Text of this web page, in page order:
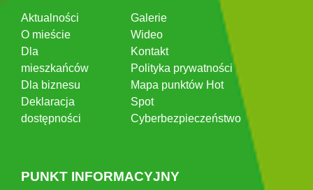
Aktualności
O mieście
Dla
mieszkańców
Dla biznesu
Deklaracja
dostępności
Galerie
Wideo
Kontakt
Polityka prywatności
Mapa punktów Hot
Spot
Cyberbezpieczeństwo
PUNKT INFORMACYJNY